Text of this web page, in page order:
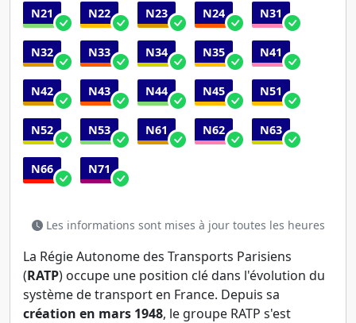
N21 N22 N23 N24 N31
N32 N33 N34 N35 N41
N42 N43 N44 N45 N51
N52 N53 N61 N62 N63
N66 N71
Les informations sont mises à jour toutes les heures
La Régie Autonome des Transports Parisiens
(RATP) occupe une position clé dans l'évolution du
système de transport en France. Depuis sa
création en mars 1948, le groupe RATP s'est